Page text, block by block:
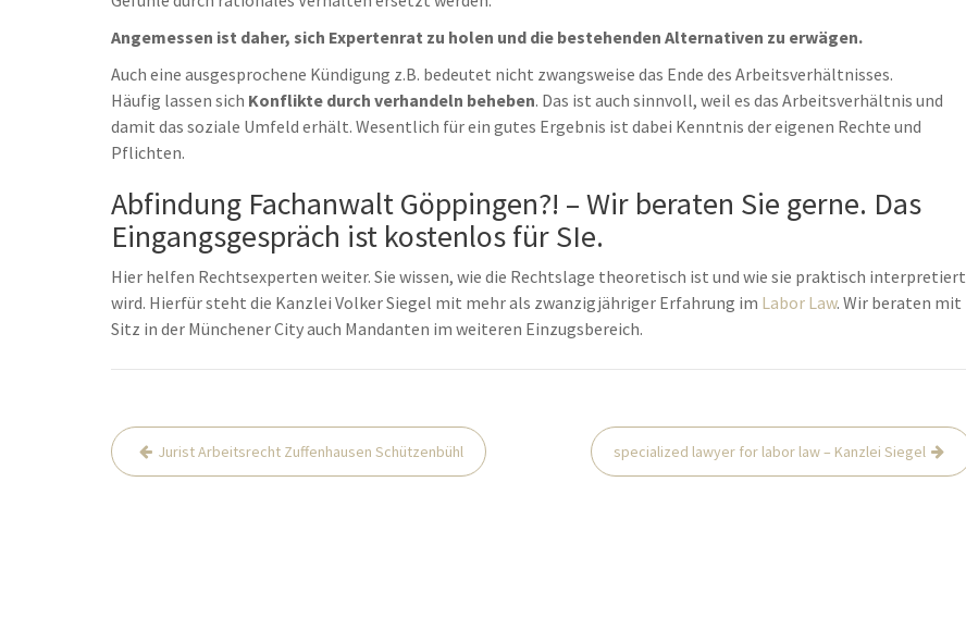
Angemessen ist daher, sich Expertenrat zu holen und die bestehenden Alternativen zu erwägen.
Auch eine ausgesprochene Kündigung z.B. bedeutet nicht zwangsweise das Ende des Arbeitsverhältnisses.
Häufig lassen sich Konflikte durch verhandeln beheben. Das ist auch sinnvoll, weil es das Arbeitsverhältnis und
damit das soziale Umfeld erhält. Wesentlich für ein gutes Ergebnis ist dabei Kenntnis der eigenen Rechte und
Pflichten.
Abfindung Fachanwalt Göppingen?! – Wir beraten Sie gerne. Das
Eingangsgespräch ist kostenlos für SIe.
Hier helfen Rechtsexperten weiter. Sie wissen, wie die Rechtslage theoretisch ist und wie sie praktisch interpretiert
wird. Hierfür steht die Kanzlei Volker Siegel mit mehr als zwanzigjähriger Erfahrung im Labor Law. Wir beraten mit
Sitz in der Münchener City auch Mandanten im weiteren Einzugsbereich.
Post
navigation
Jurist Arbeitsrecht Zuffenhausen Schützenbühl specialized lawyer for labor law – Kanzlei Siegel